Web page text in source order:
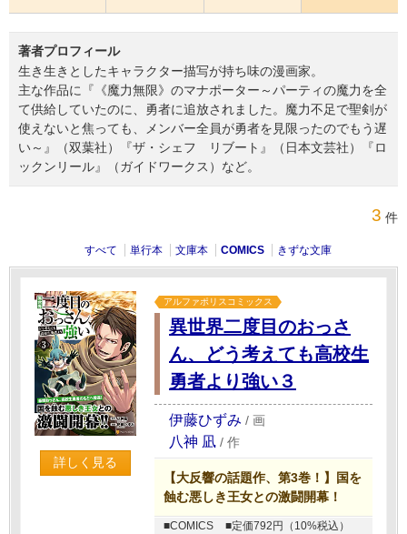
著者プロフィール
生き生きとしたキャラクター描写が持ち味の漫画家。
主な作品に『《魔力無限》のマナポーター～パーティの魔力を全
て供給していたのに、勇者に追放されました。魔力不足で聖剣が
使えないと焦っても、メンバー全員が勇者を見限ったのでもう遅
い～』（双葉社）『ザ・シェフ リブート』（日本文芸社）『ロ
ックンリール』（ガイドワークス）など。
3 件
すべて 単行本 文庫本 COMICS きずな文庫
詳しく見る
アルファポリスコミックス
異世界二度目のおっさ
ん、どう考えても高校生
勇者より強い３
伊藤ひずみ / 画
八神 凪 / 作
【大反響の話題作、第3巻！】国を
蝕む悪しき王女との激闘開幕！
■COMICS
■定価792円（10%税込）